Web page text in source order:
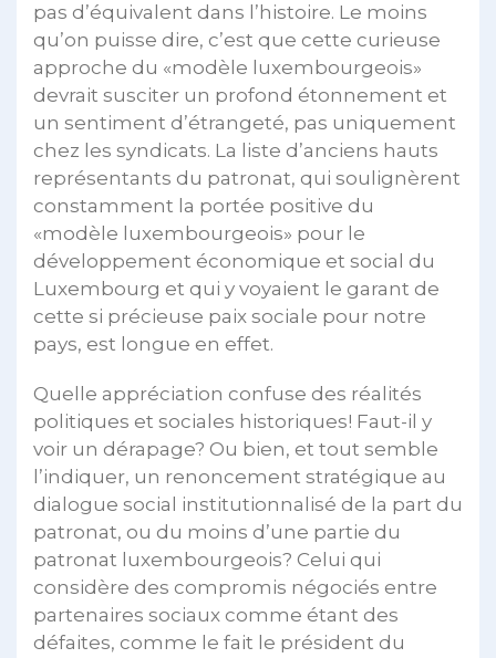
pas d’équivalent dans l’histoire. Le moins
qu’on puisse dire, c’est que cette curieuse
approche du «modèle luxembourgeois»
devrait susciter un profond étonnement et
un sentiment d’étrangeté, pas uniquement
chez les syndicats. La liste d’anciens hauts
représentants du patronat, qui soulignèrent
constamment la portée positive du
«modèle luxembourgeois» pour le
développement économique et social du
Luxembourg et qui y voyaient le garant de
cette si précieuse paix sociale pour notre
pays, est longue en effet.
Quelle appréciation confuse des réalités
politiques et sociales historiques! Faut-il y
voir un dérapage? Ou bien, et tout semble
l’indiquer, un renoncement stratégique au
dialogue social institutionnalisé de la part du
patronat, ou du moins d’une partie du
patronat luxembourgeois? Celui qui
considère des compromis négociés entre
partenaires sociaux comme étant des
défaites, comme le fait le président du